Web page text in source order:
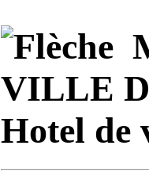
VILLE
Hotel de